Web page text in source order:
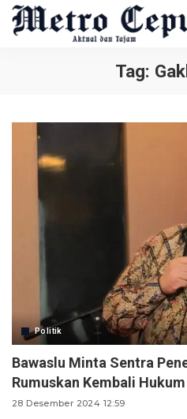
Tag:
Politik
Bawaslu Minta Sentra
Rumuskan Kembali
28 Desember 2024 12:59